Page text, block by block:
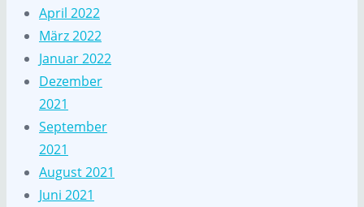
April 2022
März 2022
Januar 2022
Dezember
2021
September
2021
August 2021
Juni 2021